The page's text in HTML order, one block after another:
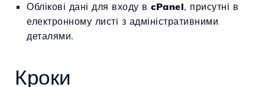
Облікові дані для входу в cPanel, присутні в
електронному листі з адміністративними
деталями.
Кроки